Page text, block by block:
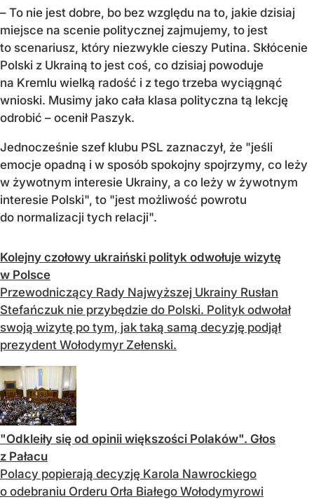
– To nie jest dobre, bo bez względu na to, jakie dzisiaj
miejsce na scenie politycznej zajmujemy, to jest
to scenariusz, który niezwykle cieszy Putina. Skłócenie
Polski z Ukrainą to jest coś, co dzisiaj powoduje
na Kremlu wielką radość i z tego trzeba wyciągnąć
wnioski. Musimy jako cała klasa polityczna tą lekcję
odrobić – ocenił Paszyk.
Jednocześnie szef klubu PSL zaznaczył, że "jeśli
emocje opadną i w sposób spokojny spojrzymy, co leży
w żywotnym interesie Ukrainy, a co leży w żywotnym
interesie Polski", to "jest możliwość powrotu
do normalizacji tych relacji".
Kolejny czołowy ukraiński polityk odwołuje wizytę
w Polsce
Przewodniczący Rady Najwyższej Ukrainy Rusłan
Stefańczuk nie przybędzie do Polski. Polityk odwołał
swoją wizytę po tym, jak taką samą decyzję podjął
prezydent Wołodymyr Zełenski.
"Odkleiły się od opinii większości Polaków". Głos
z Pałacu
Polacy popierają decyzję Karola Nawrockiego
o odebraniu Orderu Orła Białego Wołodymyrowi